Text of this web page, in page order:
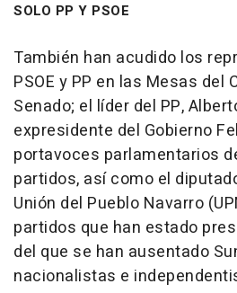
SOLO PP Y PSOE
También han acudido los
PSOE y PP en las Mesas del
Senado; el líder del PP,
expresidente del Gobierno
portavoces parlamentarios
partidos, así como el
Unión del Pueblo Navarro
partidos que han estado
del que se han ausentado
nacionalistas e